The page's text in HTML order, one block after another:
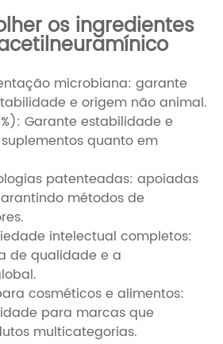
os ingredientes
microbiana: garante
e origem não animal.
Garante estabilidade e
quanto em
patenteadas: apoiadas
métodos de
intelectual completos:
de qualidade e a
cosméticos e alimentos:
para marcas que
multicategorias.